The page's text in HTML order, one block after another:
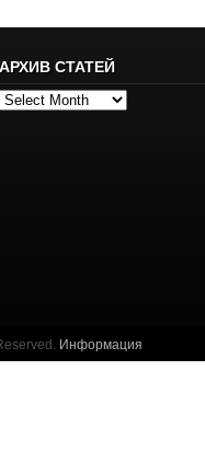
АРХИВ СТАТЕЙ
Архив
Информация